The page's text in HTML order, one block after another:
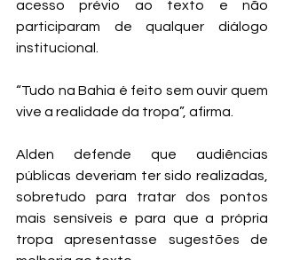
acesso prévio ao texto e não
participaram de qualquer diálogo
institucional.
“Tudo na Bahia é feito sem ouvir quem
vive a realidade da tropa”, afirma.
Alden defende que audiências
públicas deveriam ter sido realizadas,
sobretudo para tratar dos pontos
mais sensíveis e para que a própria
tropa apresentasse sugestões de